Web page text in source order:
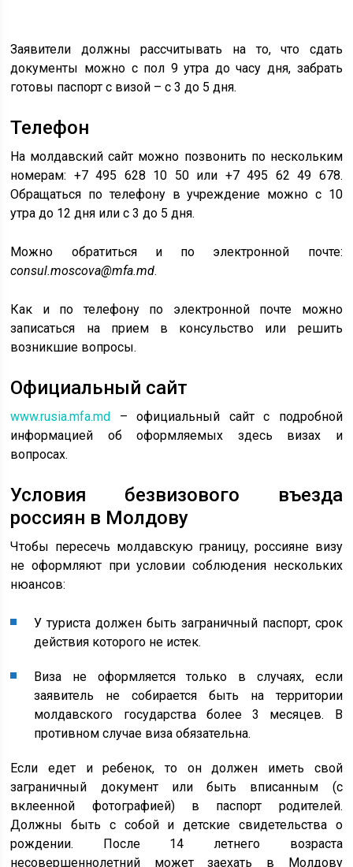
Заявители должны рассчитывать на то, что сдать
документы можно с пол 9 утра до часу дня, забрать
готовы паспорт с визой – с 3 до 5 дня.
Телефон
На молдавский сайт можно позвонить по нескольким
номерам: +7 495 628 10 50 или +7 495 62 49 678.
Обращаться по телефону в учреждение можно с 10
утра до 12 дня или с 3 до 5 дня.
Можно обратиться и по электронной почте:
consul.moscova@mfa.md.
Как и по телефону по электронной почте можно
записаться на прием в консульство или решить
возникшие вопросы.
Официальный сайт
www.rusia.mfa.md – официальный сайт с подробной
информацией об оформляемых здесь визах и
вопросах.
Условия безвизового въезда
россиян в Молдову
Чтобы пересечь молдавскую границу, россияне визу
не оформляют при условии соблюдения нескольких
нюансов:
У туриста должен быть заграничный паспорт, срок
действия которого не истек.
Виза не оформляется только в случаях, если
заявитель не собирается быть на территории
молдавского государства более 3 месяцев. В
противном случае виза обязательна.
Если едет и ребенок, то он должен иметь свой
заграничный документ или быть вписанным (с
вклеенной фотографией) в паспорт родителей.
Должны быть с собой и детские свидетельства о
рождении. После 14 летнего возраста
несовершеннолетний может заехать в Молдову